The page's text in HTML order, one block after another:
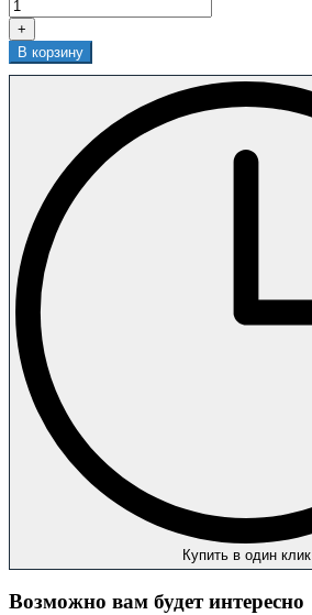
+
В корзину
Купить в один клик
Возможно вам будет интересно